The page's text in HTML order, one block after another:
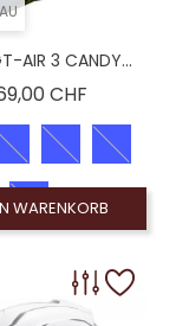
AIR 3 CANDY...
CHFPreis
WARENKORB